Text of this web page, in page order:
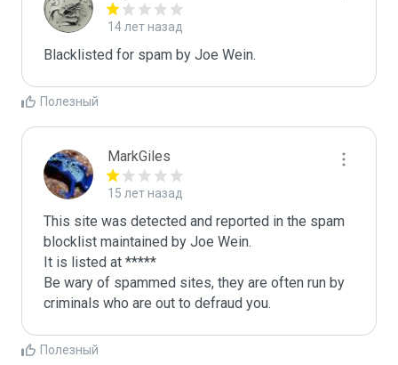
14 лет назад
Blacklisted for spam by Joe Wein.
Полезный
MarkGiles
15 лет назад
This site was detected and reported in the spam
blocklist maintained by Joe Wein.
It is listed at *****
Be wary of spammed sites, they are often run by
criminals who are out to defraud you.
Полезный